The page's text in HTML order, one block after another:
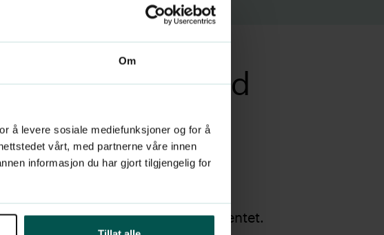
Om
å levere sosiale mediefunksjoner og for å
vårt, med partnerne våre innen
informasjon du har gjort tilgjengelig for
lege med
lege?
eller ikke forsvinner som forventet.